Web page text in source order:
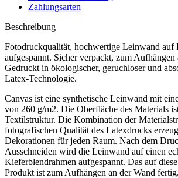
Zahlungsarten
Beschreibung
Fotodruckqualität, hochwertige Leinwand auf
aufgespannt. Sicher verpackt, zum
Gedruckt in ökologischer, geruchloser und
Latex-Technologie.
Canvas ist eine synthetische Leinwand mit
von 260 g/m2. Die Oberfläche des Materials
Textilstruktur. Die Kombination der
fotografischen Qualität des Latexdrucks
Dekorationen für jeden Raum. Nach dem
Ausschneiden wird die Leinwand auf einen
Kieferblendrahmen aufgespannt. Das auf
Produkt ist zum Aufhängen an der Wand fertig.